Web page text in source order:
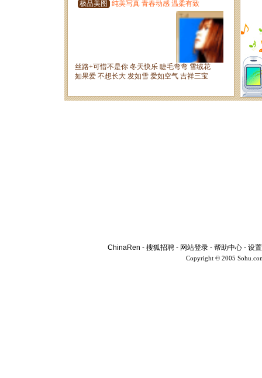
ChinaRen - 搜狐招聘 - 网站登录 - 帮助中心 - 设
Copyright © 2005